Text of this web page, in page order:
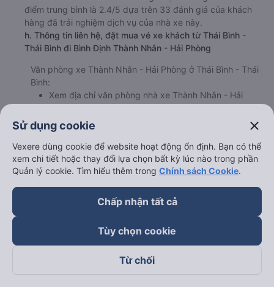
điểm trung bình là 2.4/5 dựa trên 33 đánh giá của khách
hàng đã trải nghiệm dịch vụ của nhà xe này.
h. Thông tin liên hệ, đặt mua vé xe khách từ Thái Bình -
Thái Bình đi Bình Định Thành Nhân - Hải Phòng
Văn phòng xe Thành Nhân - Hải Phòng ở Thái Bình - Thái
Bình:
Xem địa chỉ văn phòng nhà xe Thành Nhân - Hải
hai-phong
Số điện thoại đặt mua vé xe Thái Bình - Thái Bình
Bình Định:1900 888684
Bảng tổng hợp thông
Sử dụng cookie close
Vexere dùng cookie để website hoạt động ổn định. Bạn có thể
xem chi tiết hoặc thay đổi lựa chọn bất kỳ lúc nào trong phần
Quản lý cookie. Tìm hiểu thêm trong Chính sách Cookie.
Chấp nhận tất cả
Tùy chọn cookie
Từ chối